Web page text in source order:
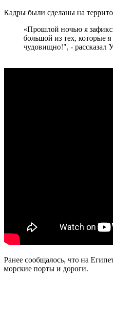
Кадры были сделаны на
«Прошлой ночью я
большой из тех, которые
чудовищно!", - рассказал
Ранее сообщалось, что на
морские порты и дороги.